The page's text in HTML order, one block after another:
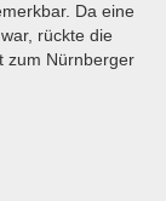
Da eine
rückte die
zum Nürnberger